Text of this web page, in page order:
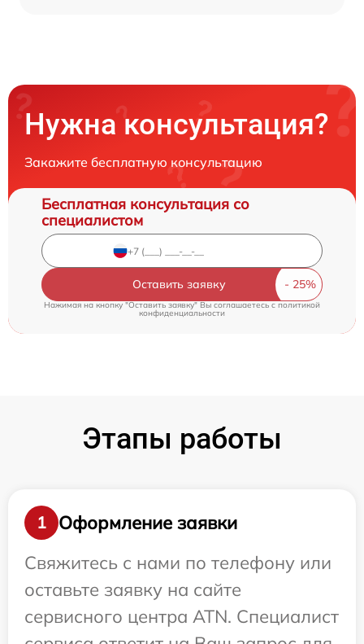
Нужна консультация?
Закажите бесплатную консультацию
Бесплатная консультация со
специалистом
Оставить заявку
Нажимая на кнопку "Оставить заявку" Вы соглашаетесь cполитикой
конфиденциальности
Этапы работы
1
Оформление заявки
Свяжитесь с нами по телефону или
оставьте заявку на сайте
сервисного центра ATN. Специалист